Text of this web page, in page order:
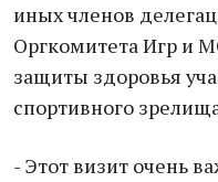
иных членов
Оргкомитета Игр и
защиты здоровья
спортивного
- Этот визит очень